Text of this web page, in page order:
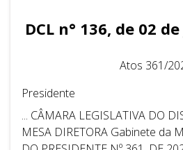
DCL n° 136, de 02
Atos 361/
Presidente
... CÂMARA LEGISLATIVA DO
MESA DIRETORA Gabinete da